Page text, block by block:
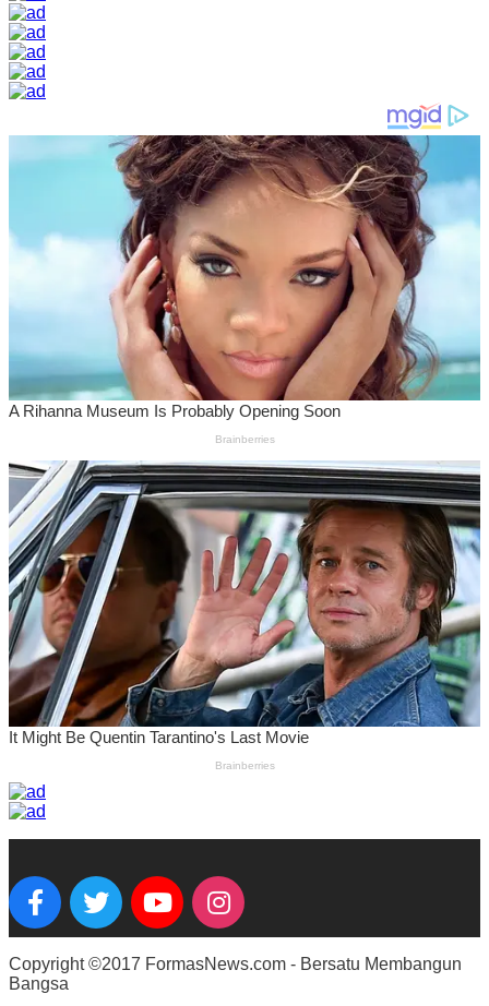
Copyright ©2017 FormasNews.com - Bersatu Membangun
Bangsa